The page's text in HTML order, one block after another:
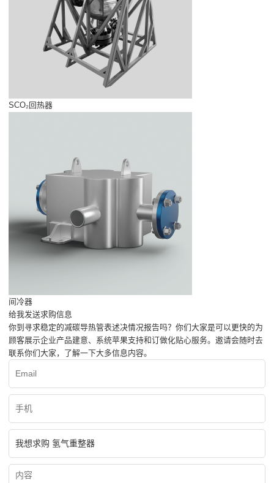
SCO₂回热器
间冷器
给我发送求购信息
你到寻求稳定的减碳导热管表述决情况报告吗？你们大家是可以更快的为
顾客展示企业产品建意、系统苹果支持和订做化贴心服务。邀请会随时去
联系你们大家，了解一下大多信息内容。